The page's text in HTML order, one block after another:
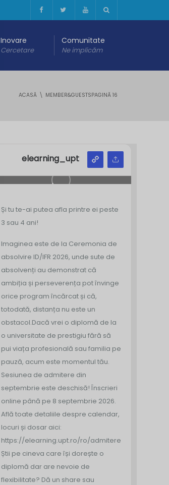
Inovare
Cercetare
Comunitate
Ne implicăm
ACASĂ MEMBER&GUESTSPAGINĂ 16
elearning_upt
Și tu te-ai putea afla printre ei peste
3 sau 4 ani!
Imaginea este de la Ceremonia de
absolvire ID/IFR 2026, unde sute de
absolvenți au demonstrat că
ambiția și perseverența pot învinge
orice program încărcat și că,
totodată, distanța nu este un
obstacol.Dacă vrei o diplomă de la
o universitate de prestigiu fără să
pui viața profesională sau familia pe
pauză, acum este momentul tău.
Sesiunea de admitere din
septembrie este deschisă! Înscrieri
online până pe 8 septembrie 2026.
Află toate detaliile despre calendar,
locuri și dosar aici:
https://elearning.upt.ro/ro/admitere/
Știi pe cineva care își dorește o
diplomă dar are nevoie de
flexibilitate? Dă un share sau